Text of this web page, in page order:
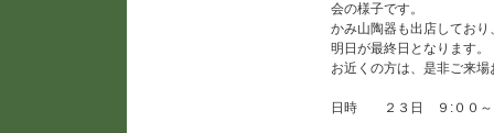
会の様子です。
かみ山陶器も出店してお
明日が最終日となります。
お近くの方は、是非ご来
日時 ２３日 ９:００～